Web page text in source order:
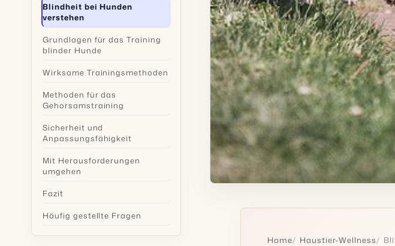
Blindheit bei Hunden
verstehen
Grundlagen für das Training
blinder Hunde
Wirksame Trainingsmethoden
Methoden für das
Gehorsamstraining
Sicherheit und
Anpassungsfähigkeit
Mit Herausforderungen
umgehen
Fazit
Häufig gestellte Fragen
Home Haustier-Wellness